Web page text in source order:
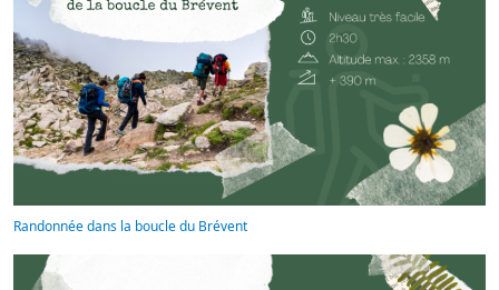
Randonnée dans la boucle du Brévent